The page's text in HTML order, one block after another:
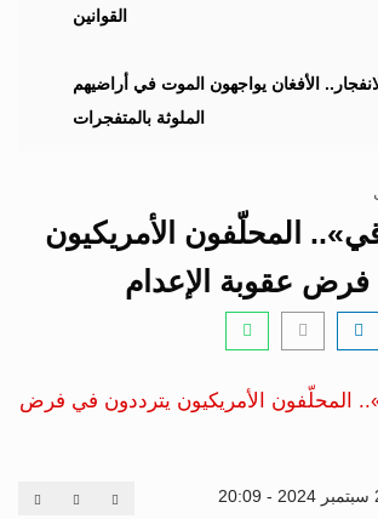
القوانين
الأفغان يواجهون الموت في أراضيهم
الملوثة بالمتفجرات
المحلّفون الأمريكيون
عقوبة الإعدام